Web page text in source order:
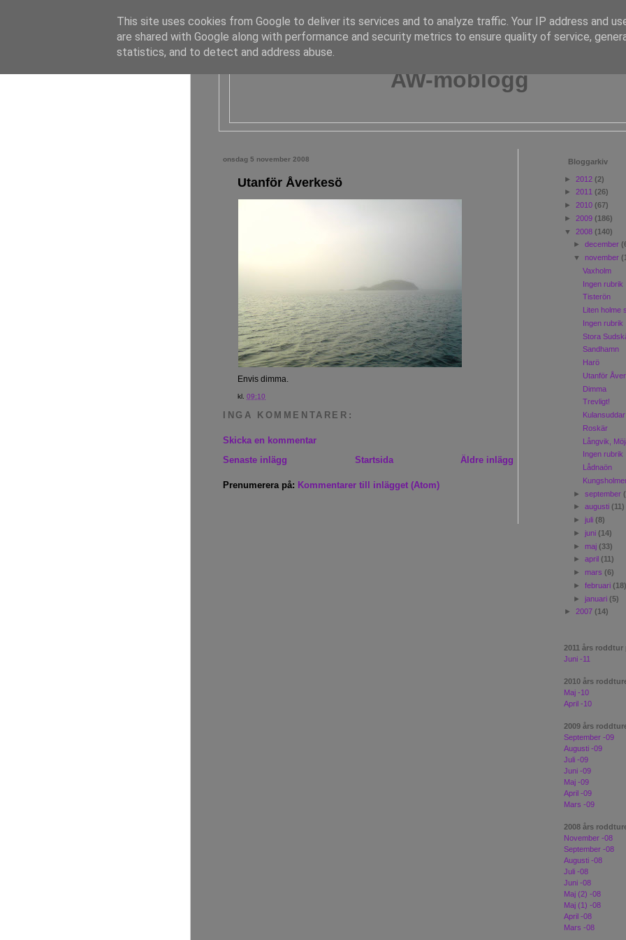
AW-moblogg
onsdag 5 november 2008
Utanför Åverkesö
Envis dimma.
kl. 09:10
INGA KOMMENTARER:
Skicka en kommentar
Senaste inlägg
Äldre inlägg
Startsida
Prenumerera på: Kommentarer till inlägget (Atom)
Bloggarkiv
► 2012 (2)
► 2011 (26)
► 2010 (67)
► 2009 (186)
▼ 2008 (140)
►december
▼november
Vaxholm
Ingen rubrik
Tisterön
Liten holme
Ingen rubrik
Stora
Sandhamn
Harö
Utanför
Dimma
Trevligt!
Kulansuddar
Roskär
Långvik,
Ingen rubrik
Lådnaön
►september
►augusti (11)
►juli (8)
►juni (14)
►maj (33)
►april (11)
►mars (6)
►februari (18)
►januari (5)
► 2007 (14)
2011 års
Juni -11
2010 års
Maj -10
April -10
2009 års
September -09
Augusti -09
Juli -09
Juni -09
Maj -09
April -09
Mars -09
2008 års
November -08
September -08
Augusti -08
Juli -08
Juni -08
Maj (2) -08
Maj (1) -08
April -08
Mars -08
This site uses cookies from Google to deliver its services and to analyze traffic. Your IP address and
are shared with Google along with performance and security metrics to ensure quality of service,
statistics, and to detect and address abuse.